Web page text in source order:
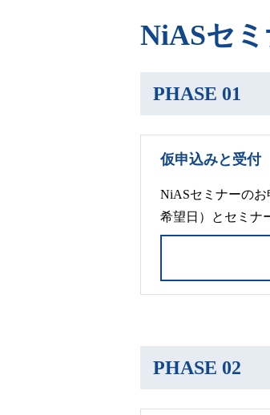
NiASセ
PHASE 01
仮申込みと受付
NiASセミナーの
希望日）とセミナ
PHASE 02